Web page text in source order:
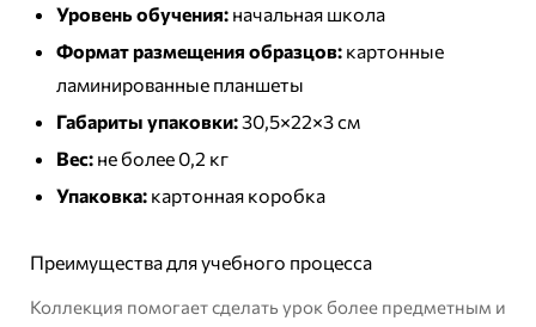
Уровень обучения: начальная школа
Формат размещения образцов: картонные
ламинированные планшеты
Габариты упаковки:30,5×22×3 см
Вес: не более 0,2 кг
Упаковка: картонная коробка
Преимущества для учебного процесса
Коллекция помогает сделать урок более предметным и